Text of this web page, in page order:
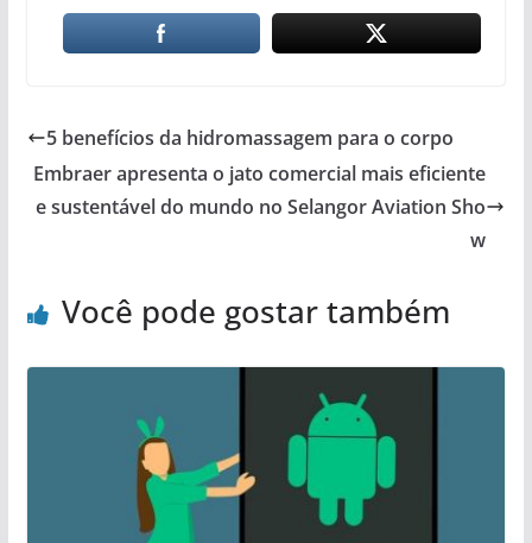
5 benefícios da hidromassagem para o corpo
Embraer apresenta o jato comercial mais eficiente
e sustentável do mundo no Selangor Aviation Sho
w
Você pode gostar também